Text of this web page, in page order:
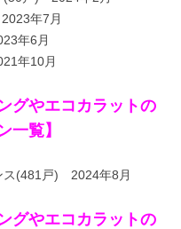
年7月
年6月
年10月
グやエコカラットの
一覧】
ス(481戸) 2024年8月
グやエコカラットの